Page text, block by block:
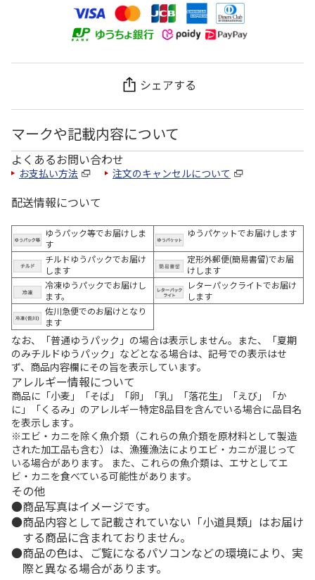
シェアする
マークや記載内容について
よくあるお問い合わせ
お支払い方法 注文のキャンセルについて
配送情報について
ゆうパック等でお届けしま
す
ゆうパケットでお届けします
チルドゆうパックでお届け
します
定形外郵便(簡易書留)でお届
けします
冷凍ゆうパックでお届けし
ます。
レターパックライトでお届け
します
佐川急便でのお届けとなり
ます
なお、「普通ゆうパック」の場合は表示しません。また、「夏期
のみチルドゆうパック」などとなる場合は、記号での表示はせ
ず、商品内容欄にその旨を表示しています。
アレルギー情報について
商品に「小麦」「そば」「卵」「乳」「落花生」「えび」「か
に」「くるみ」のアレルギー特定8品目を含んでいる場合に品目名
を表示します。
※エビ・カニを除く魚介類（これらの魚介類を原材料として製造
された加工品も含む）は、漁獲漁法によりエビ・カニが混じって
いる場合があります。 また、これらの魚介類は、エサとしてエ
ビ・カニを食べている可能性があります。
その他
商品写真はイメージです。
商品内容として記載されていない「小道具類」はお届け
する商品に含まれておりません。
商品の色は、ご覧になるパソコンなどの環境により、実
際と異なる場合があります。